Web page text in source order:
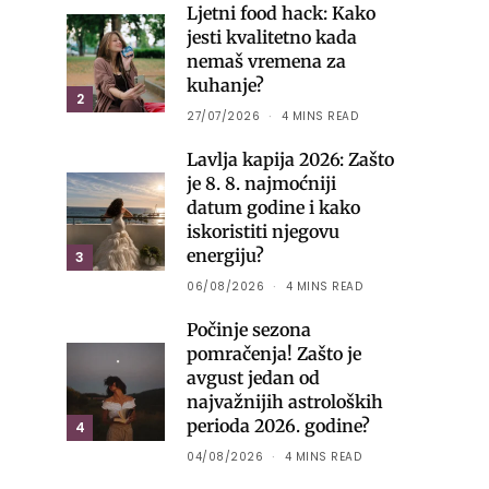
2
Ljetni food hack: Kako
jesti kvalitetno kada
nemaš vremena za
kuhanje?
27/07/2026 4 MINS READ
3
Lavlja kapija 2026: Zašto
je 8. 8. najmoćniji
datum godine i kako
iskoristiti njegovu
energiju?
06/08/2026 4 MINS READ
4
Počinje sezona
pomračenja! Zašto je
avgust jedan od
najvažnijih astroloških
perioda 2026. godine?
04/08/2026 4 MINS READ